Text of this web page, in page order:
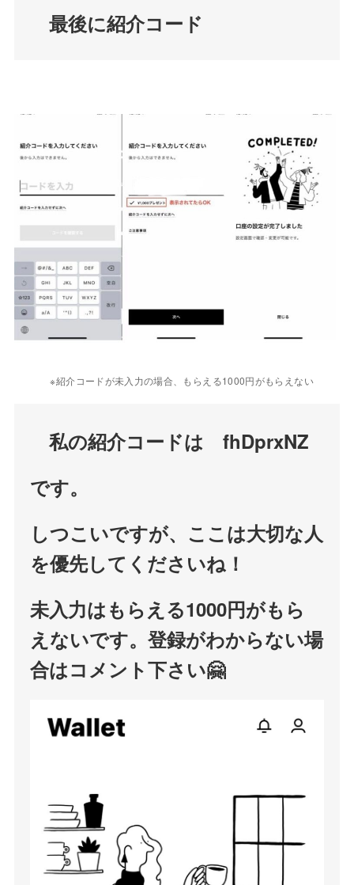
最後に紹介コード
※紹介コードが未入力の場合、もらえる1000円がもらえない
私の紹介コードは fhDprxNZ
です。
しつこいですが、ここは大切な人
を優先してくださいね！
未入力はもらえる1000円がもら
えないです。登録がわからない場
合はコメント下さい🤗